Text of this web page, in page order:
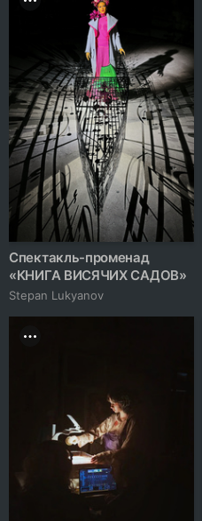
Спектакль-променад
«КНИГА ВИСЯЧИХ САДОВ»
Stepan Lukyanov